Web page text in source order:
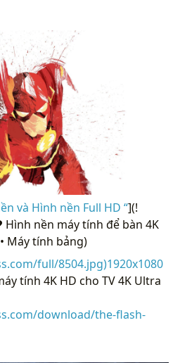
và Hình nền Full HD “](!
Hình nền máy tính để bàn 4K
Máy tính bảng)
full/8504.jpg)1920x1080
tính 4K HD cho TV 4K Ultra
download/the-flash-